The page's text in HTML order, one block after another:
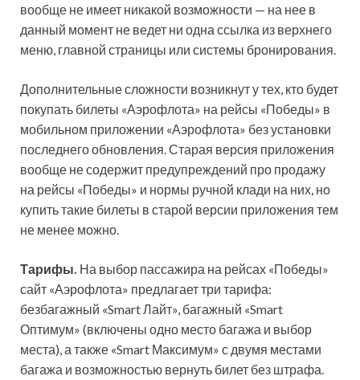
вообще не имеет никакой возможности — на нее в
данный момент не ведет ни одна ссылка из верхнего
меню, главной страницы или системы бронирования.
Дополнительные сложности возникнут у тех, кто будет
покупать билеты «Аэрофлота» на рейсы «Победы» в
мобильном приложении «Аэрофлота» без установки
последнего обновления. Старая версия приложения
вообще не содержит предупреждений про продажу
на рейсы «Победы» и нормы ручной клади на них, но
купить такие билеты в старой версии приложения тем
не менее можно.
Тарифы. На выбор пассажира на рейсах «Победы»
сайт «Аэрофлота» предлагает три тарифа:
безбагажный «Smart Лайт», багажный «Smart
Оптимум» (включены одно место багажа и выбор
места), а также «Smart Максимум» с двумя местами
багажа и возможностью вернуть билет без штрафа.